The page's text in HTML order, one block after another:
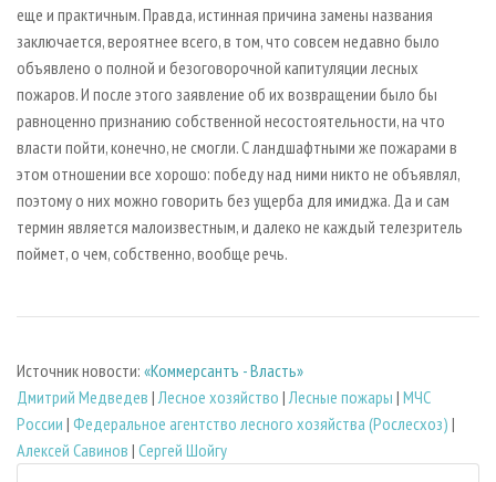
еще и практичным. Правда, истинная причина замены названия
заключается, вероятнее всего, в том, что совсем недавно было
объявлено о полной и безоговорочной капитуляции лесных
пожаров. И после этого заявление об их возвращении было бы
равноценно признанию собственной несостоятельности, на что
власти пойти, конечно, не смогли. С ландшафтными же пожарами в
этом отношении все хорошо: победу над ними никто не объявлял,
поэтому о них можно говорить без ущерба для имиджа. Да и сам
термин является малоизвестным, и далеко не каждый телезритель
поймет, о чем, собственно, вообще речь.
Источник новости: «Коммерсантъ - Власть»
Дмитрий Медведев |Лесное хозяйство |Лесные пожары | МЧС
России | Федеральное агентство лесного хозяйства (Рослесхоз) |
Алексей Савинов | Сергей Шойгу